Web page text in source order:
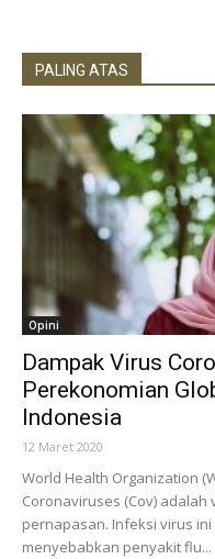
PALING ATAS
Opini
Dampak Virus
Perekonomian
Indonesia
12 Maret 2020
World Health Organization
Coronaviruses (Cov)
pernapasan. Infeksi virus ini
menyebabkan penyakit flu...